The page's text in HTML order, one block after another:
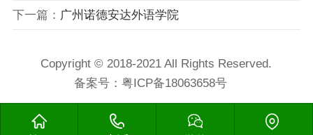
下一篇： 广州诺德安达外语学院
Copyright © 2018-2021 All Rights Reserved.
备案号： 粤ICP备18063658号